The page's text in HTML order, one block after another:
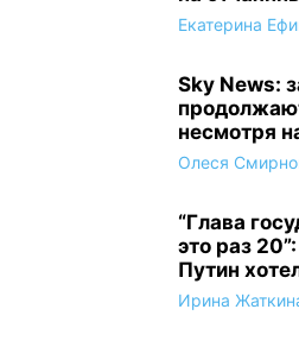
Екатерина
Sky News:
несмотря
Олеся
“Глава
это раз
Путин
Ирина